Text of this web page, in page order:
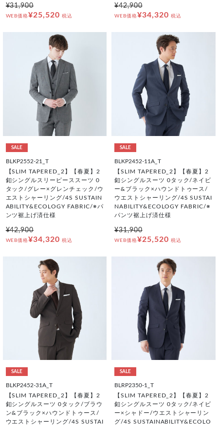
¥31,900
WEB価格¥25,520 税込
¥42,900
WEB価格¥34,320 税込
SALE
BLKP2552-21_T
【SLIM TAPERED_2】【春夏】2
釦シングルスリーピーススーツ 0
タック/グレー×グレンチェック/ウ
エストシャーリング/4S SUSTAIN
ABILITY&ECOLOGY FABRIC/※パ
ンツ裾上げ済仕様
¥42,900
WEB価格¥34,320 税込
SALE
BLKP2452-11A_T
【SLIM TAPERED_2】【春夏】2
釦シングルスーツ 0タック/ネイビ
ー&ブラック×ハウンドトゥース/
ウエストシャーリング/4S SUSTAI
NABILITY&ECOLOGY FABRIC/※
パンツ裾上げ済仕様
¥31,900
WEB価格¥25,520 税込
SALE
BLKP2452-31A_T
【SLIM TAPERED_2】【春夏】2
釦シングルスーツ 0タック/ブラウ
ン&ブラック×ハウンドトゥース/
ウエストシャーリング/4S SUSTAI
SALE
BLRP2350-1_T
【SLIM TAPERED_2】【春夏】2
釦シングルスーツ 0タック/ネイビ
ー×シャドー/ウエストシャーリン
グ/4S SUSTAINABILITY&ECOLO